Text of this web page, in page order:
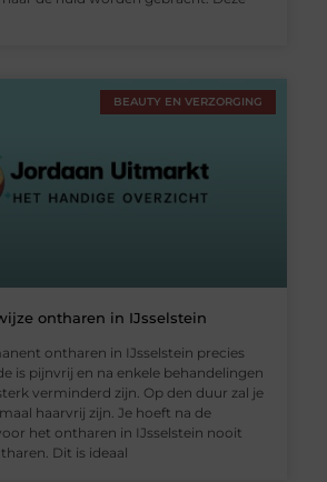
BEAUTY EN VERZORGING
ontharen in IJsselstein
ontharen in IJsselstein precies
is pijnvrij en na enkele behandelingen
verminderd zijn. Op den duur zal je
haarvrij zijn. Je hoeft na de
het ontharen in IJsselstein nooit
Dit is ideaal